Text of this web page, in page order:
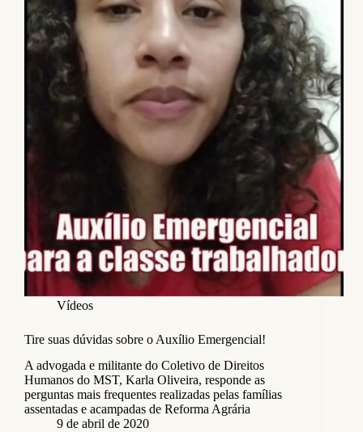
Vídeos
Tire suas dúvidas sobre o Auxílio Emergencial!
A advogada e militante do Coletivo de Direitos
Humanos do MST, Karla Oliveira, responde as
perguntas mais frequentes realizadas pelas famílias
assentadas e acampadas de Reforma Agrária
9 de abril de 2020